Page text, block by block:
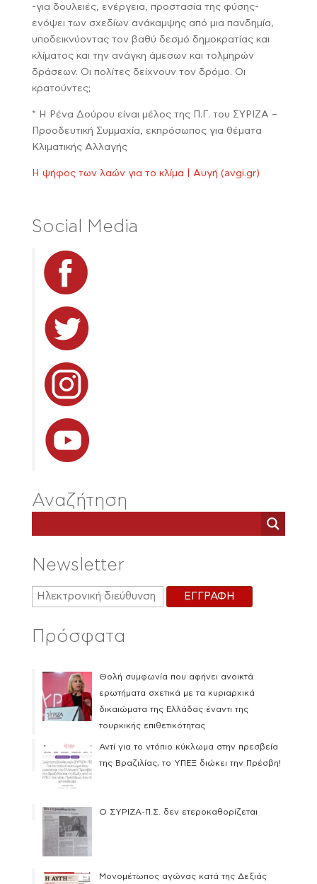
-για δουλειές, ενέργεια, προστασία της φύσης-
ενόψει των σχεδίων ανάκαμψης από μια πανδημία,
υποδεικνύοντας τον βαθύ δεσμό δημοκρατίας και
κλίματος και την ανάγκη άμεσων και τολμηρών
δράσεων. Οι πολίτες δείχνουν τον δρόμο. Οι
κρατούντες;
* Η Ρένα Δούρου είναι μέλος της Π.Γ. του ΣΥΡΙΖΑ –
Προοδευτική Συμμαχία, εκπρόσωπος για θέματα
Κλιματικής Αλλαγής
Η ψήφος των λαών για το κλίμα | Αυγή (avgi.gr)
Social Media
Αναζήτηση
Newsletter
Πρόσφατα
Θολή συμφωνία που αφήνει ανοικτά
ερωτήματα σχετικά με τα κυριαρχικά
δικαιώματα της Ελλάδας έναντι της
τουρκικής επιθετικότητας
Αντί για το ντόπιο κύκλωμα στην πρεσβεία
της Βραζιλίας, το ΥΠΕΞ διώκει την Πρέσβη!
Ο ΣΥΡΙΖΑ-Π.Σ. δεν ετεροκαθορίζεται
Μονομέτωπος αγώνας κατά της Δεξιάς